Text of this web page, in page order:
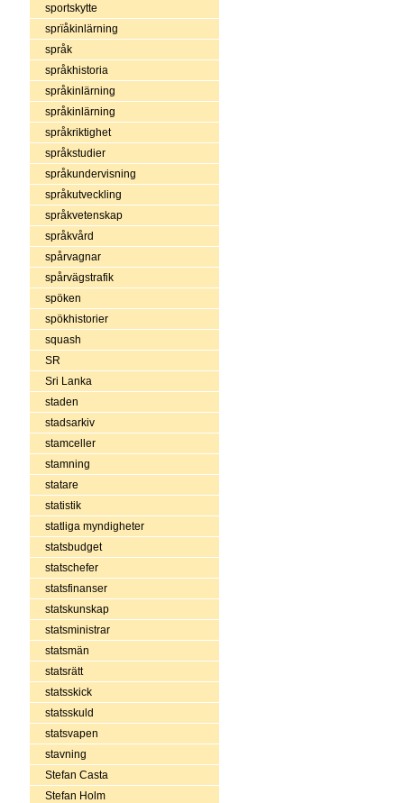
sportskytte
sprïåkinlärning
språk
språkhistoria
språkinlärning
språkinlärning
språkriktighet
språkstudier
språkundervisning
språkutveckling
språkvetenskap
språkvård
spårvagnar
spårvägstrafik
spöken
spökhistorier
squash
SR
Sri Lanka
staden
stadsarkiv
stamceller
stamning
statare
statistik
statliga myndigheter
statsbudget
statschefer
statsfinanser
statskunskap
statsministrar
statsmän
statsrätt
statsskick
statsskuld
statsvapen
stavning
Stefan Casta
Stefan Holm